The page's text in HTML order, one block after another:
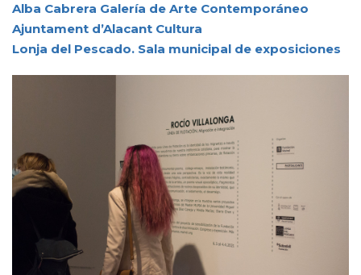
Alba Cabrera Galería de Arte Contemporáneo
Ajuntament d’Alacant Cultura
Lonja del Pescado. Sala municipal de exposiciones